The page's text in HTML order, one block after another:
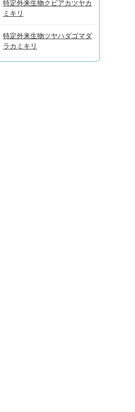
特定外来生物クビアカツヤカ
ミキリ
特定外来生物ツヤハダゴマダ
ラカミキリ